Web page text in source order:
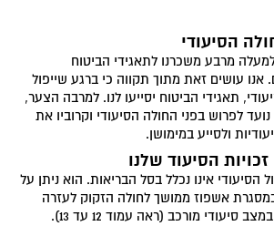
הסיעודי
למעלה מרבע משכרנו לתאגידי הביטוח
אנו עושים זאת מתוך תקווה כי ברגע שייפול
תאגידי הביטוח יסייעו לנו. למרבה הצער,
לפרוש בפני החולה הסיעודי וקרוביו את
ולסייע במימושן.
הסיעוד שלנו
הסיעודי אינו נכלל בסל הבריאות. הוא ניתן על
אשפוז ממושך לחולה הזקוק לעזרה
סיעודי מורכב (ראה עמוד 12 עד 13).